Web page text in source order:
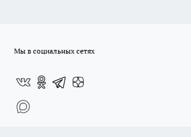
Мы в социальных сетях